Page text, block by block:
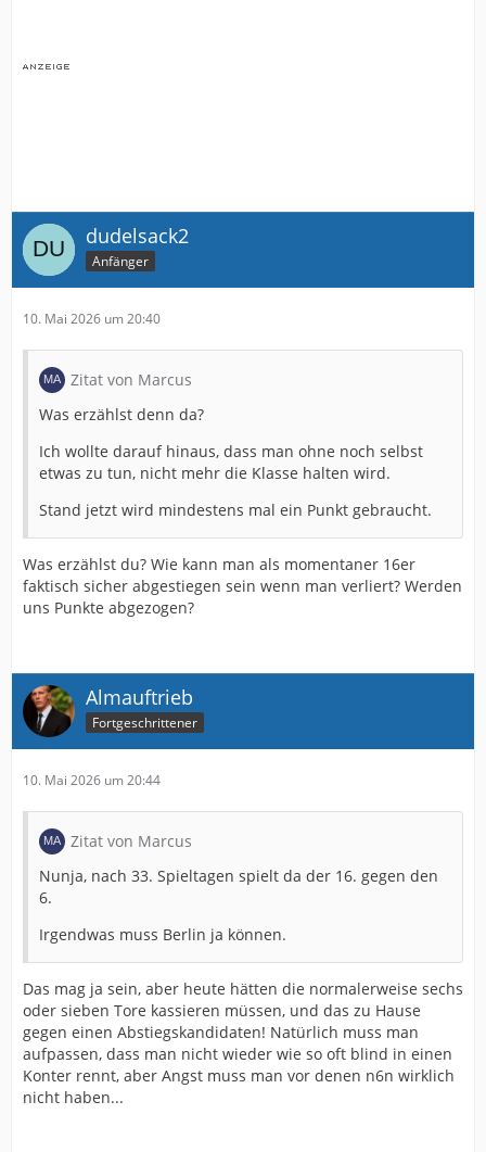
dudelsack2
Anfänger
10. Mai 2026 um 20:40
Zitat von Marcus
Was erzählst denn da?
Ich wollte darauf hinaus, dass man ohne noch selbst
etwas zu tun, nicht mehr die Klasse halten wird.
Stand jetzt wird mindestens mal ein Punkt gebraucht.
Was erzählst du? Wie kann man als momentaner 16er
faktisch sicher abgestiegen sein wenn man verliert? Werden
uns Punkte abgezogen?
Almauftrieb
Fortgeschrittener
10. Mai 2026 um 20:44
Zitat von Marcus
Nunja, nach 33. Spieltagen spielt da der 16. gegen den
6.
Irgendwas muss Berlin ja können.
Das mag ja sein, aber heute hätten die normalerweise sechs
oder sieben Tore kassieren müssen, und das zu Hause
gegen einen Abstiegskandidaten! Natürlich muss man
aufpassen, dass man nicht wieder wie so oft blind in einen
Konter rennt, aber Angst muss man vor denen n6n wirklich
nicht haben...